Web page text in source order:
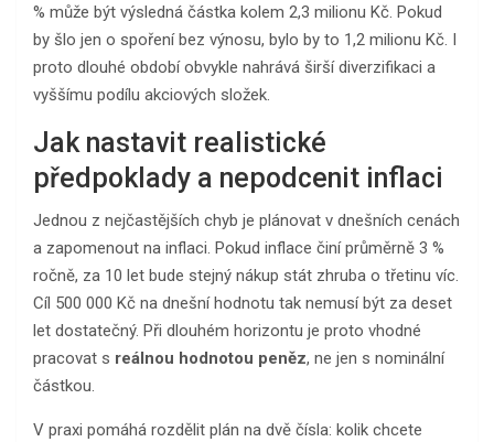
% může být výsledná částka kolem 2,3 milionu Kč. Pokud
by šlo jen o spoření bez výnosu, bylo by to 1,2 milionu Kč. I
proto dlouhé období obvykle nahrává širší diverzifikaci a
vyššímu podílu akciových složek.
Jak nastavit realistické
předpoklady a nepodcenit inflaci
Jednou z nejčastějších chyb je plánovat v dnešních cenách
a zapomenout na inflaci. Pokud inflace činí průměrně 3 %
ročně, za 10 let bude stejný nákup stát zhruba o třetinu víc.
Cíl 500 000 Kč na dnešní hodnotu tak nemusí být za deset
let dostatečný. Při dlouhém horizontu je proto vhodné
pracovat s reálnou hodnotou peněz, ne jen s nominální
částkou.
V praxi pomáhá rozdělit plán na dvě čísla: kolik chcete